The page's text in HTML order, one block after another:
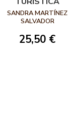
SANDRA MARTÍNEZ
SALVADOR
25,50 €